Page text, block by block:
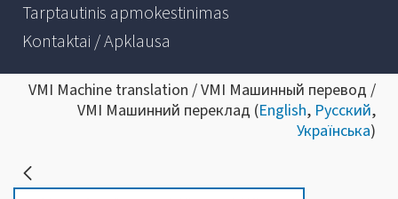
Tarptautinis apmokestinimas
Kontaktai / Apklausa
VMI Machine translation / VMI Машинный перевод /
VMI Машинний переклад (English, Русский,
Українська)